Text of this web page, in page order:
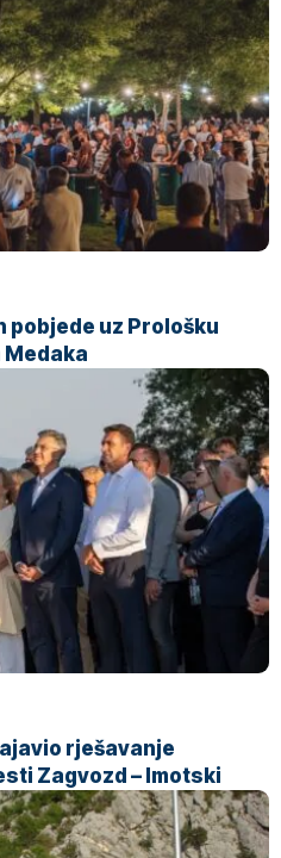
pobjede uz Prološku
rješavanje
Zagvozd – Imotski